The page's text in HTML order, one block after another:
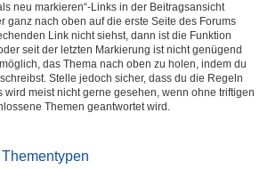
neu markieren“-Links in der Beitragsansicht
ganz nach oben auf die erste Seite des Forums
Link nicht siehst, dann ist die Funktion
seit der letzten Markierung ist nicht genügend
das Thema nach oben zu holen, indem du
Stelle jedoch sicher, dass du die Regeln
wird meist nicht gerne gesehen, wenn ohne triftigen
Themen geantwortet wird.